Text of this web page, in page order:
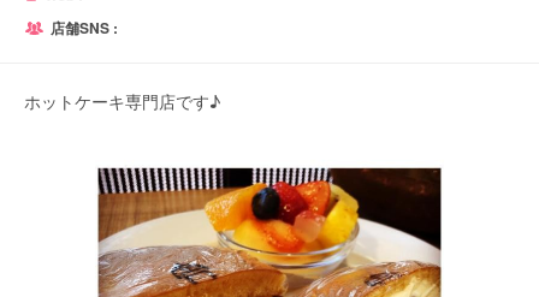
店舗SNS :
ホットケーキ専門店です♪